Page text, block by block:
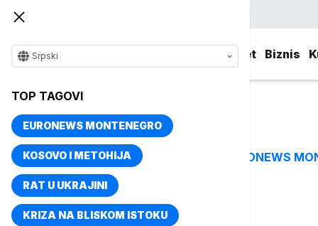
Svet Biznis
Srpski
TOP TAGOVI
EURONEWS MONTENEGRO
KOSOVO I METOHIJA
RAT U UKRAJINI
KRIZA NA BLISKOM ISTOKU
TOP TAGOVI EURONEWS
Naslovna Sport